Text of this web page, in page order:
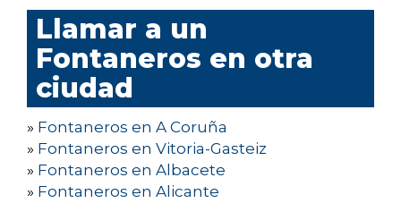
Llamar a un
Fontaneros en otra
ciudad
» Fontaneros en A Coruña
» Fontaneros en Vitoria-Gasteiz
» Fontaneros en Albacete
» Fontaneros en Alicante